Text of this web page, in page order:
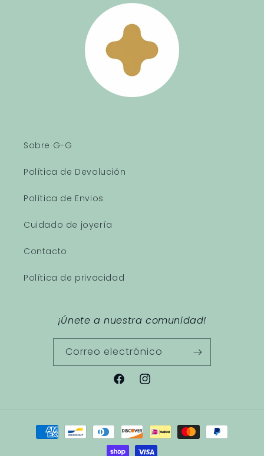
Sobre G-G
Política de Devolución
Política de Envios
Cuidado de joyería
Contacto
Política de privacidad
¡Únete a nuestra comunidad!
Correo electrónico
FacebookInstagram
Formas